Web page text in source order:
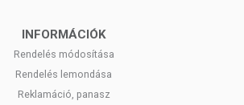
INFORMÁCIÓK
Rendelés módosítása
Rendelés lemondása
Reklamáció, panasz